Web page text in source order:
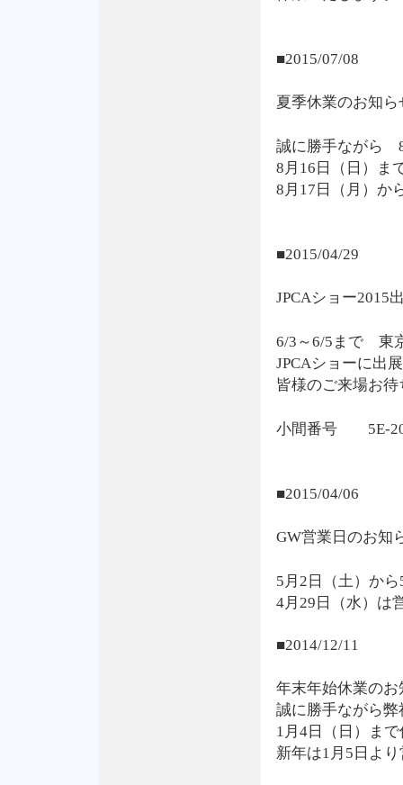
■2015/07/08
夏季休業のお知ら
誠に勝手ながら
8月16日（日）ま
8月17日（月）か
■2015/04/29
JPCAショー2015
6/3～6/5まで 東
JPCAショーに出
皆様のご来場お
小間番号 5E-
■2015/04/06
GW営業日のお知
5月2日（土）か
4月29日（水）は
■2014/12/11
年末年始休業のお
誠に勝手ながら
1月4日（日）ま
新年は1月5日よ